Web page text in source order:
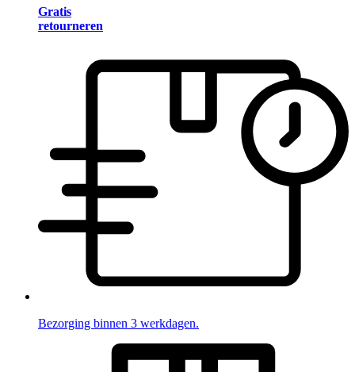
Gratis
retourneren
Bezorging binnen 3 werkdagen.